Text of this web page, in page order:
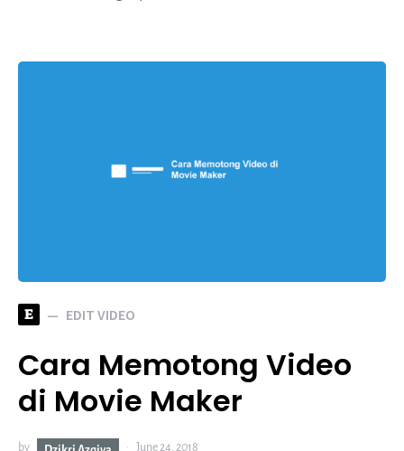
E EDIT VIDEO
Cara Memotong Video
di Movie Maker
by June 24, 2018